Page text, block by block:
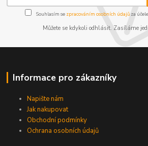
Souhlasím se zpracováním osobních údajůza
Můžete se kdykoli odhlásit. Zasíláme
Informace pro zákazníky
Napište nám
Jak nakupovat
Obchodní podmínky
Ochrana osobních údajů